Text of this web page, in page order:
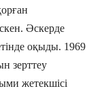
Әскерде
оқыды. 1969
зерттеу
жетекшісі